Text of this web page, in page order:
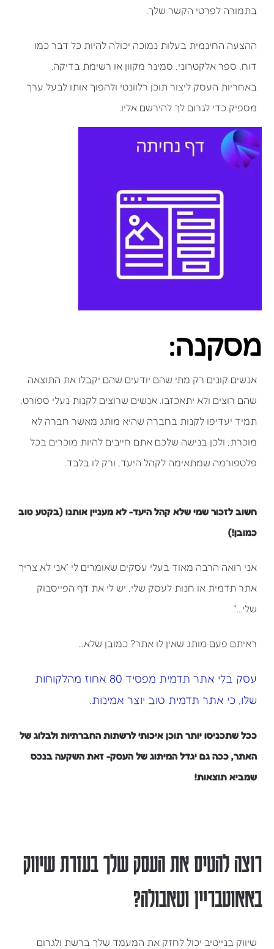
בתמורה לפרטי הקשר שלך.
ההצעה החינמית בעלות נמוכה יכולה להיות כל דבר כמו
דוח, ספר אלקטרוני, סמינר מקוון או רשימת בדיקה.
באחריות העסק ליצור תוכן רלוונטי ולהפוך אותו לבעל ערך
מספיק כדי לגרום לך להירשם אליו.
מסקנה:
אנשים קונים רק מתי שהם יודעים שהם יקבלו את התוצאה
שהם רוצים ולא יתאכזבו. אנשים שרוצים לקנות נעלי ספורט,
תמיד יעדיפו לקנות בחברה שהיא מותג מאשר חברה לא
מוכרת, ולכן בנישה שלכם אתם חייבים להיות מוכרים בכל
פלטפורמה שמתאימה לקהל היעד, ורק לו בלבד.
חשוב לזכור שמי שלא קהל היעד- לא מעניין אותנו (בקטע טוב
כמובן!)
אני רואה הרבה מאוד בעלי עסקים שאומרים לי “אני לא צריך
אתר תדמית או חנות לעסק שלי, יש לי את דף הפייסבוק
שלי…”
ראיתם פעם מותג שאין לו אתר? כמובן שלא…
עסק בלי אתר תדמית מפסיד 80 אחוז מהלקוחות
שלו, כי אתר תדמית טוב יוצר אמינות.
ככל שתכניסו יותר תוכן איכותי לרשתות החברתיות ולבלוג של
האתר, ככה גם יגדל המיתוג של העסק- זאת השקעה בנכס
שמביא תוצאות!
רוצה להטיס את העסק שלך בעזרת שיווק
באאוטבריין וטאבולה?
שיווק בנייטיב יכול לחזק את המעמד שלך ברשת ולגרום